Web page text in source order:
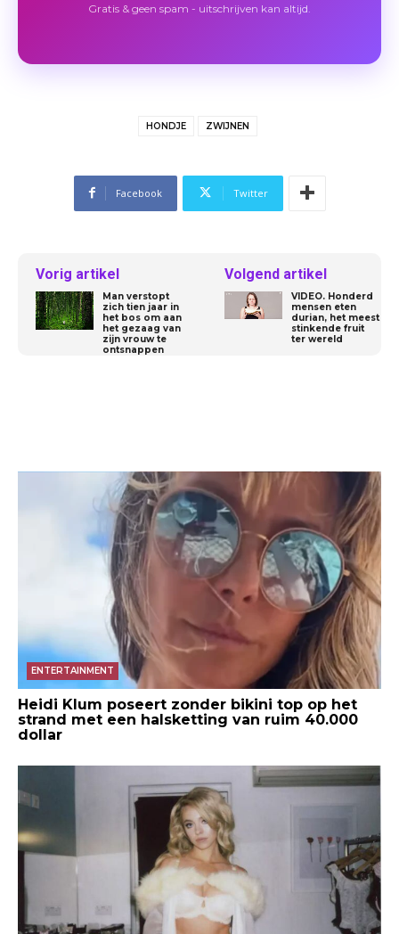
Gratis & geen spam - uitschrijven kan altijd.
HONDJE ZWIJNEN
Facebook Twitter
Vorig artikel
Man verstopt
zich tien jaar in
het bos om aan
het gezaag van
zijn vrouw te
ontsnappen
Volgend artikel
VIDEO. Honderd
mensen eten
durian, het meest
stinkende fruit
ter wereld
ENTERTAINMENT
Heidi Klum poseert zonder bikini top op het
strand met een halsketting van ruim 40.000
dollar